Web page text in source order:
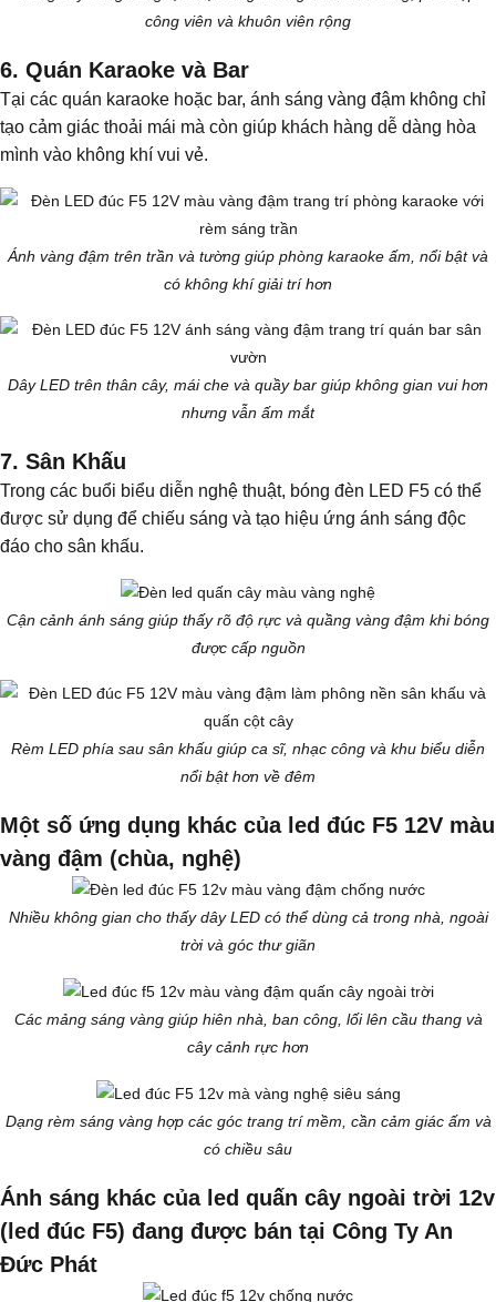
công viên và khuôn viên rộng
6. Quán Karaoke và Bar
Tại các quán karaoke hoặc bar, ánh sáng vàng đậm không chỉ
tạo cảm giác thoải mái mà còn giúp khách hàng dễ dàng hòa
mình vào không khí vui vẻ.
Ánh vàng đậm trên trần và tường giúp phòng karaoke ấm, nổi bật và
có không khí giải trí hơn
Dây LED trên thân cây, mái che và quầy bar giúp không gian vui hơn
nhưng vẫn ấm mắt
7. Sân Khấu
Trong các buổi biểu diễn nghệ thuật, bóng đèn LED F5 có thể
được sử dụng để chiếu sáng và tạo hiệu ứng ánh sáng độc
đáo cho sân khấu.
Cận cảnh ánh sáng giúp thấy rõ độ rực và quầng vàng đậm khi bóng
được cấp nguồn
Rèm LED phía sau sân khấu giúp ca sĩ, nhạc công và khu biểu diễn
nổi bật hơn về đêm
Một số ứng dụng khác của led đúc F5 12V màu
vàng đậm (chùa, nghệ)
Nhiều không gian cho thấy dây LED có thể dùng cả trong nhà, ngoài
trời và góc thư giãn
Các mảng sáng vàng giúp hiên nhà, ban công, lối lên cầu thang và
cây cảnh rực hơn
Dạng rèm sáng vàng hợp các góc trang trí mềm, cần cảm giác ấm và
có chiều sâu
Ánh sáng khác của led quấn cây ngoài trời 12v
(led đúc F5) đang được bán tại Công Ty An
Đức Phát